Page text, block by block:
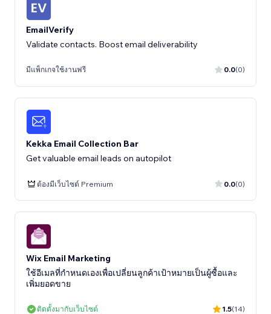
EmailVerify
Validate contacts. Boost email deliverability
มีแพ็กเกจใช้งานฟรี 0.0(0)
Kekka Email Collection Bar
Get valuable email leads on autopilot
ต้องมีเว็บไซต์ Premium 0.0(0)
Wix Email Marketing
ใช้อีเมลที่กำหนดเองเพื่อเปลี่ยนลูกค้าเป้าหมายเป็นผู้ซื้อและ
เพิ่มยอดขาย
ติดตั้งมากับเว็บไซต์ 1.5(14)